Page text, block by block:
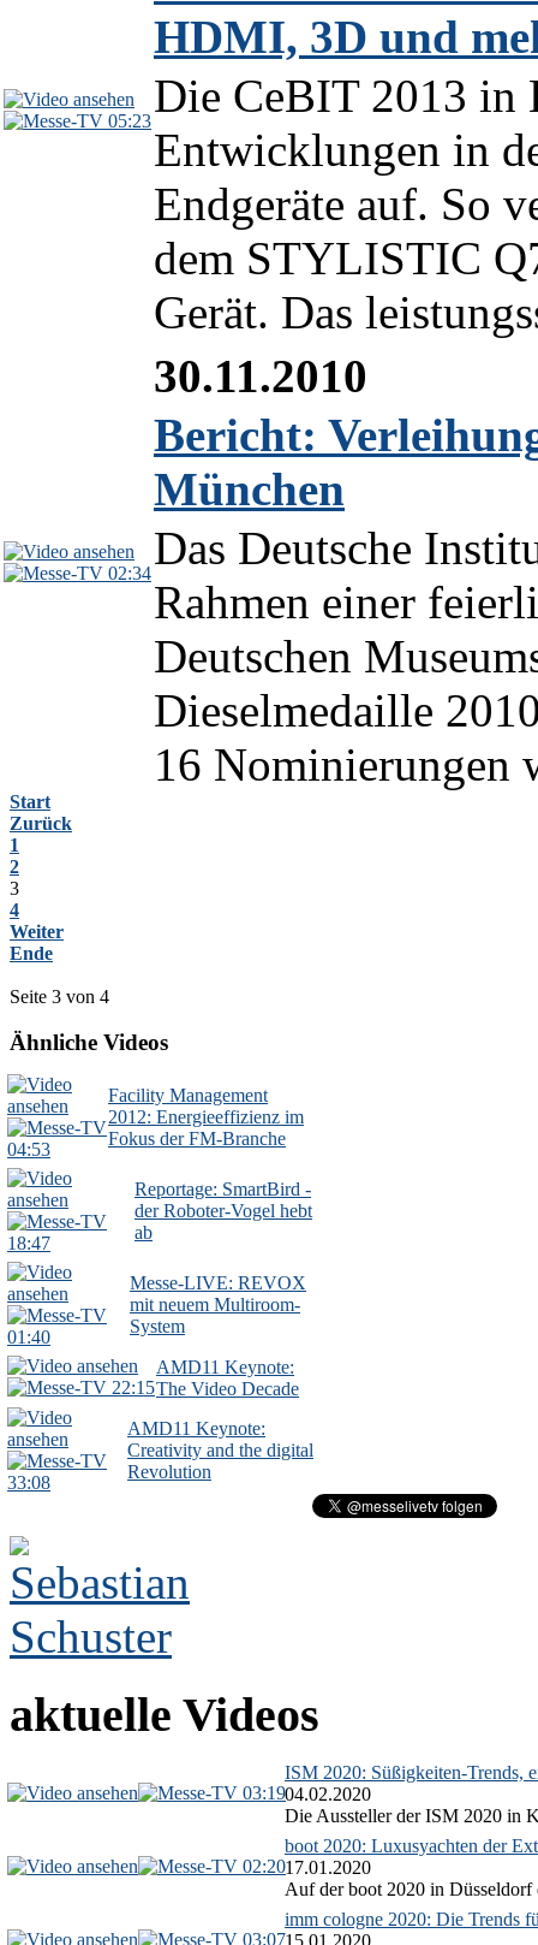
05:23
HDMI, 3D und
Die CeBIT 2013 in
Entwicklungen in
Endgeräte auf. So
dem STYLISTIC
Gerät. Das
02:34
30.11.2010
Bericht:
München
Das Deutsche
Rahmen einer
Deutschen
Dieselmedaille
16 Nominierungen
Start
Zurück
1
2
3
4
Weiter
Ende
Seite 3 von 4
Ähnliche Videos
04:53
Facility Management
2012: Energieeffizienz im
Fokus der FM-Branche
18:47
Reportage: SmartBird -
der Roboter-Vogel hebt
ab
01:40
Messe-LIVE: REVOX
mit neuem Multiroom-
System
22:15
AMD11 Keynote:
The Video Decade
33:08
AMD11 Keynote:
Creativity and the digital
Revolution
aktuelle Videos
03:19
ISM 2020: Süßigkeiten-Trends,
04.02.2020
Die Aussteller der ISM 2020 in
02:20
boot 2020: Luxusyachten der
17.01.2020
Auf der boot 2020 in Düsseldorf
03:07
imm cologne 2020: Die Trends
15.01.2020